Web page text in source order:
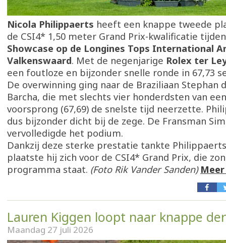
Nicola Philippaerts heeft een knappe tweede
de CSI4* 1,50 meter Grand Prix-kwalificatie
Showcase op de Longines Tops International
Valkenswaard. Met de negenjarige Rolex ter
een foutloze en bijzonder snelle ronde in 67,73
De overwinning ging naar de Braziliaan Stephan
Barcha, die met slechts vier honderdsten van
voorsprong (67,69) de snelste tijd neerzette.
dus bijzonder dicht bij de zege. De Fransman
vervolledigde het podium.
Dankzij deze sterke prestatie tankte
plaatste hij zich voor de CSI4* Grand Prix, die
programma staat. (Foto Rik Vander Sanden)
Lauren Kiggen loopt naar knappe
Maandag 27 juli 2026